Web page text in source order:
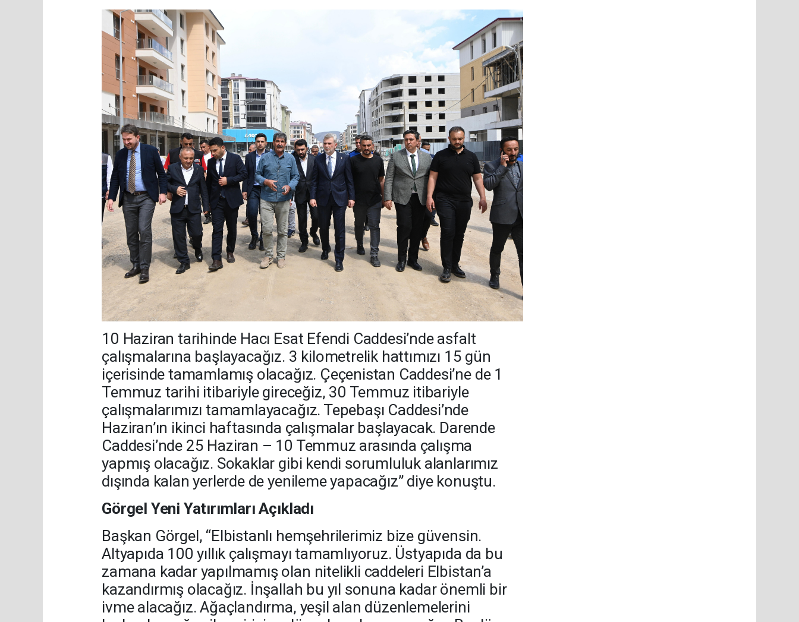
10 Haziran tarihinde Hacı Esat Efendi Caddesi’nde asfalt
çalışmalarına başlayacağız. 3 kilometrelik hattımızı 15 gün
içerisinde tamamlamış olacağız. Çeçenistan Caddesi’ne de 1
Temmuz tarihi itibariyle gireceğiz, 30 Temmuz itibariyle
çalışmalarımızı tamamlayacağız. Tepebaşı Caddesi’nde
Haziran’ın ikinci haftasında çalışmalar başlayacak. Darende
Caddesi’nde 25 Haziran – 10 Temmuz arasında çalışma
yapmış olacağız. Sokaklar gibi kendi sorumluluk alanlarımız
dışında kalan yerlerde de yenileme yapacağız” diye konuştu.
Görgel Yeni Yatırımları Açıkladı
Başkan Görgel, “Elbistanlı hemşehrilerimiz bize güvensin.
Altyapıda 100 yıllık çalışmayı tamamlıyoruz. Üstyapıda da bu
zamana kadar yapılmamış olan nitelikli caddeleri Elbistan’a
kazandırmış olacağız. İnşallah bu yıl sonuna kadar önemli bir
ivme alacağız. Ağaçlandırma, yeşil alan düzenlemelerini